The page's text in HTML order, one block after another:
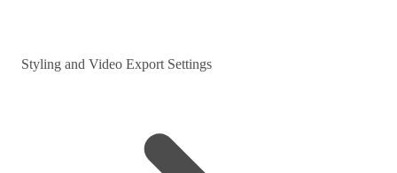
Styling and Video Export Settings